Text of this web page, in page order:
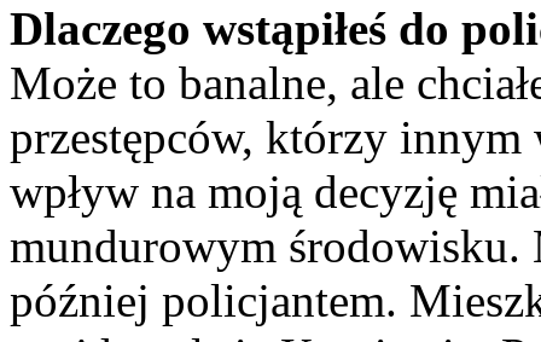
Dlaczego wstąpiłeś do
Może to banalne, ale
przestępców, którzy
wpływ na moją decyzję
mundurowym środowisku.
później policjantem.